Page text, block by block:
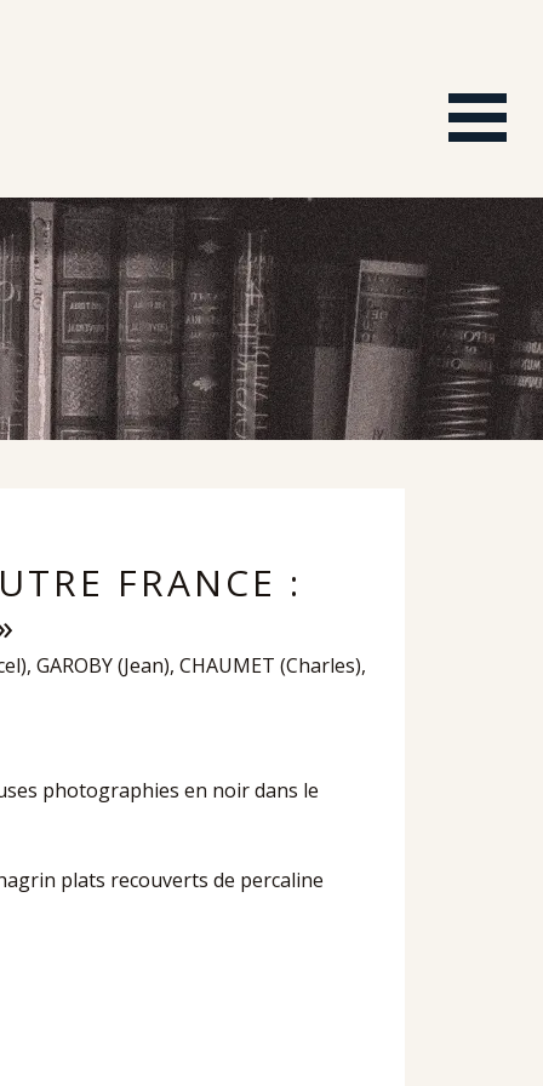
FRANCE :
GAROBY (Jean), CHAUMET (Charles),
photographies en noir dans le
plats recouverts de percaline